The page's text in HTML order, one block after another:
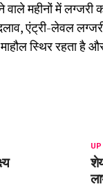
महीनों में लग्जरी
एंट्री-लेवल
स्थिर रहता है
UP